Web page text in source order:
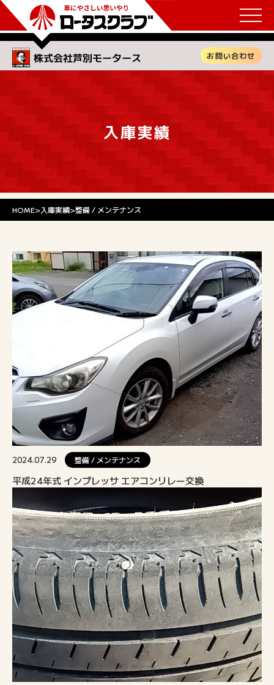
お問い合わせ
入庫実績
HOME>入庫実績>整備 / メンテナンス
2024.07.29 整備 / メンテナンス
平成24年式 インプレッサ エアコンリレー交換